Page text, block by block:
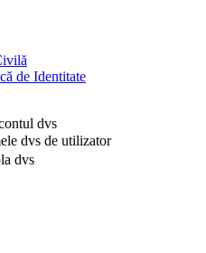
de Identitate
dvs
dvs de utilizator
dvs